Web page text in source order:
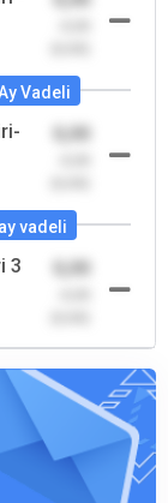
Vadeli
0,00
vadeli
3
0,00